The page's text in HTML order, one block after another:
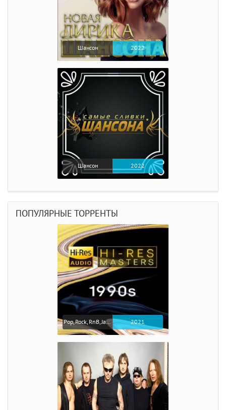
Шансон 2022
Шансон 2022
ПОПУЛЯРНЫЕ ТОРРЕНТЫ
Pop, Rock, RnB, Jazz, Soul 2021